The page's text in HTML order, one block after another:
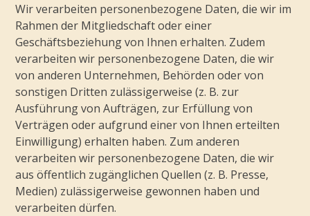
Wir verarbeiten personenbezogene Daten, die wir im
Rahmen der Mitgliedschaft oder einer
Geschäftsbeziehung von Ihnen erhalten. Zudem
verarbeiten wir personenbezogene Daten, die wir
von anderen Unternehmen, Behörden oder von
sonstigen Dritten zulässigerweise (z. B. zur
Ausführung von Aufträgen, zur Erfüllung von
Verträgen oder aufgrund einer von Ihnen erteilten
Einwilligung) erhalten haben. Zum anderen
verarbeiten wir personenbezogene Daten, die wir
aus öffentlich zugänglichen Quellen (z. B. Presse,
Medien) zulässigerweise gewonnen haben und
verarbeiten dürfen.